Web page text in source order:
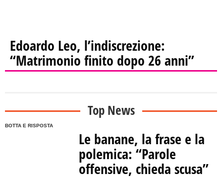
Edoardo Leo, l’indiscrezione:
“Matrimonio finito dopo 26 anni”
Top News
BOTTA E RISPOSTA
Le banane, la frase e la
polemica: “Parole
offensive, chieda scusa”